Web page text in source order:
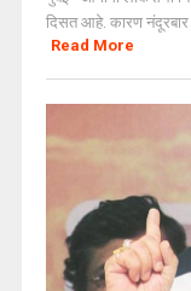
दिसत आहे. कारण नंदूरबार
Read More